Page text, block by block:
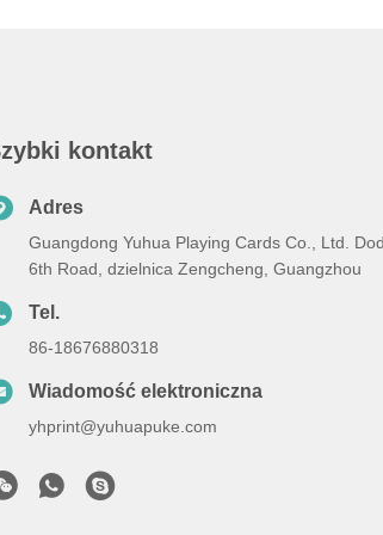
kontakt
Adres
Guangdong Yuhua Playing Cards Co., Ltd.
6th Road, dzielnica Zengcheng, Guangzhou
Tel.
86-18676880318
Wiadomość elektroniczna
yhprint@yuhuapuke.com